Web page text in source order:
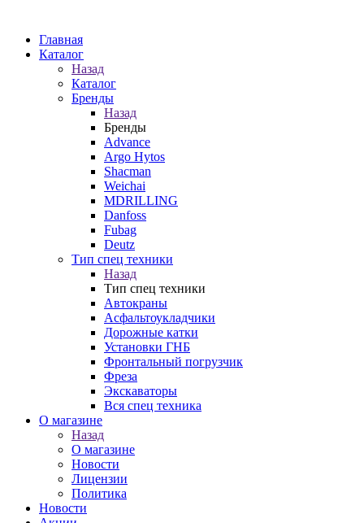
Главная
Каталог
Назад
Каталог
Бренды
Назад
Бренды
Advance
Argo Hytos
Shacman
Weichai
MDRILLING
Danfoss
Fubag
Deutz
Тип спец техники
Назад
Тип спец техники
Автокраны
Асфальтоукладчики
Дорожные катки
Установки ГНБ
Фронтальный погрузчик
Фреза
Экскаваторы
Вся спец техника
О магазине
Назад
О магазине
Новости
Лицензии
Политика
Новости